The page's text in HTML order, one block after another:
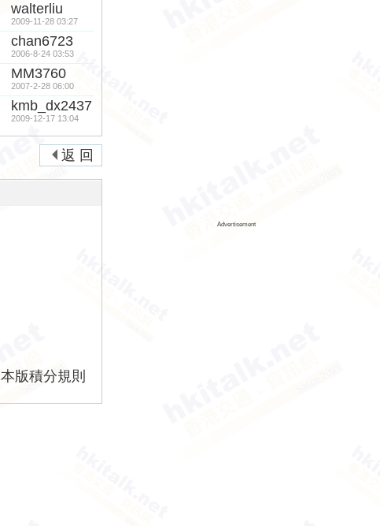
walterliu
2009-11-28 03:27
chan6723
2006-8-24 03:53
MM3760
2007-2-28 06:00
kmb_dx2437
2009-12-17 13:04
返 回
本版積分規則
Advertisement